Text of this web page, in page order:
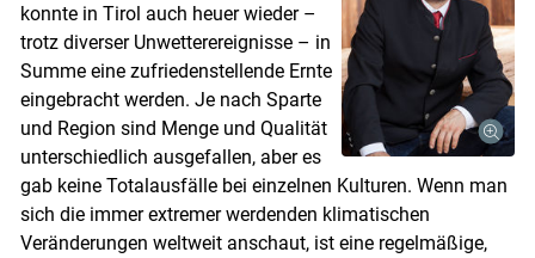
konnte in Tirol auch heuer wieder –
trotz diverser Unwetterereignisse – in
Summe eine zufriedenstellende Ernte
eingebracht werden. Je nach Sparte
und Region sind Menge und Qualität
unterschiedlich ausgefallen, aber es
gab keine Totalausfälle bei einzelnen Kulturen. Wenn man
sich die immer extremer werdenden klimatischen
Veränderungen weltweit anschaut, ist eine regelmäßige,